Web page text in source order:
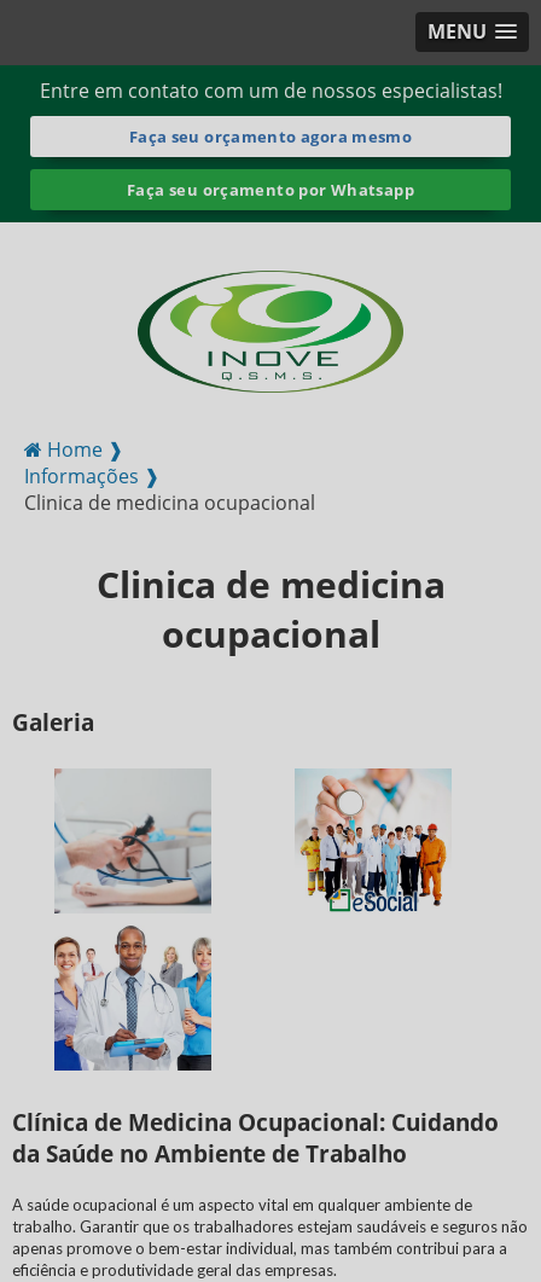
MENU
Entre em contato com um de nossos especialistas!
Faça seu orçamento agora mesmo
Faça seu orçamento por Whatsapp
Home ❱
Informações ❱
Clinica de medicina ocupacional
Clinica de medicina
ocupacional
Galeria
Clínica de Medicina Ocupacional: Cuidando
da Saúde no Ambiente de Trabalho
A saúde ocupacional é um aspecto vital em qualquer ambiente de
trabalho. Garantir que os trabalhadores estejam saudáveis e seguros não
apenas promove o bem-estar individual, mas também contribui para a
eficiência e produtividade geral das empresas.